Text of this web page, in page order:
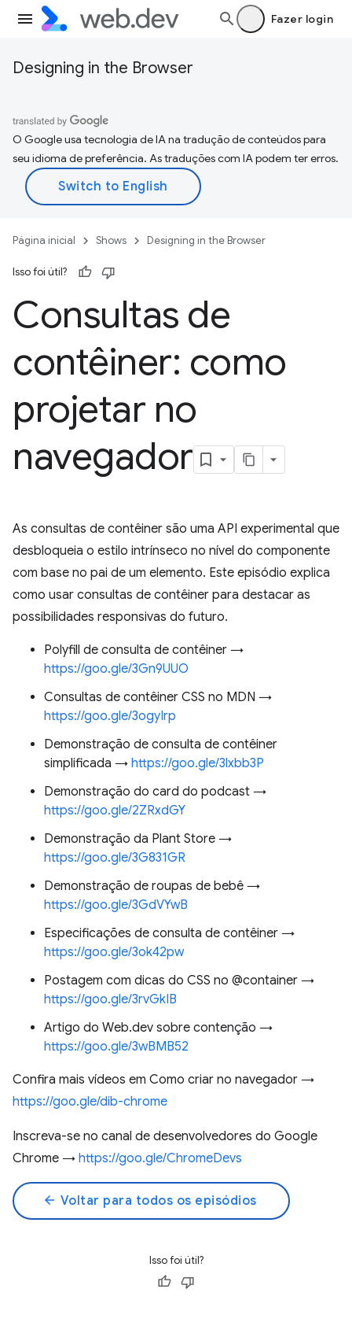
Fazer login
Designing in the Browser
O Google usa tecnologia de IA na tradução de conteúdos para
seu idioma de preferência. As traduções com IA podem ter erros.
Página inicial Shows Designing in the Browser
Isso foi útil?
Consultas de
contêiner: como
projetar no
navegador
As consultas de contêiner são uma API experimental que
desbloqueia o estilo intrínseco no nível do componente
com base no pai de um elemento. Este episódio explica
como usar consultas de contêiner para destacar as
possibilidades responsivas do futuro.
Polyfill de consulta de contêiner →
https://goo.gle/3Gn9UUO
Consultas de contêiner CSS no MDN →
https://goo.gle/3ogyIrp
Demonstração de consulta de contêiner
simplificada → https://goo.gle/3lxbb3P
Demonstração do card do podcast →
https://goo.gle/2ZRxdGY
Demonstração da Plant Store →
https://goo.gle/3G831GR
Demonstração de roupas de bebê →
https://goo.gle/3GdVYwB
Especificações de consulta de contêiner →
https://goo.gle/3ok42pw
Postagem com dicas do CSS no @container →
https://goo.gle/3rvGkIB
Artigo do Web.dev sobre contenção →
https://goo.gle/3wBMB52
Confira mais vídeos em Como criar no navegador →
https://goo.gle/dib-chrome
Inscreva-se no canal de desenvolvedores do Google
Chrome → https://goo.gle/ChromeDevs
arrow_back Voltar para todos os episódios
Isso foi útil?